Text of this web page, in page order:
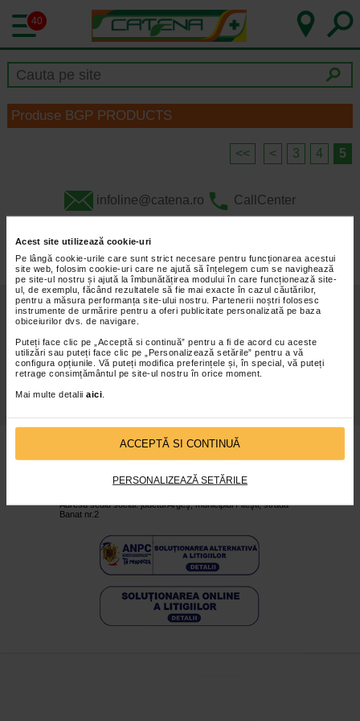
Acest site utilizează cookie-uri
Pe lângă cookie-urile care sunt strict necesare pentru funcționarea acestui
site web, folosim cookie-uri care ne ajută să înțelegem cum se navighează
pe site-ul nostru și ajută la îmbunătățirea modului în care funcționează site-
ul, de exemplu, făcând rezultatele să fie mai exacte în cazul căutărilor,
pentru a măsura performanța site-ului nostru. Partenerii noștri folosesc
instrumente de urmărire pentru a oferi publicitate personalizată pe baza
obiceiurilor dvs. de navigare.
Puteți face clic pe „Acceptă si continuă” pentru a fi de acord cu aceste
utilizări sau puteți face clic pe „Personalizează setările” pentru a vă
configura opțiunile. Vă puteți modifica preferințele și, în special, vă puteți
retrage consimțământul pe site-ul nostru în orice moment.
Mai multe detalii aici
ACCEPTĂ SI CONTINUĂ
PERSONALIZEAZĂ SETĂRILE
40
Produse BGP PRODUCTS
<< < 3 4 5
infoline@catena.ro CallCenter
Despre Noi Oferte
Prospecte Cariere
Politica De
www.catena.ro - © 2026 Vezi varianta desktop
CATENA PHARMA SRL
Nr. Registrul Comerţului: J03/2710/2023
Adresă sediu social: judetul Argeş, municipiul Piteşti, strada
Banat nr.2